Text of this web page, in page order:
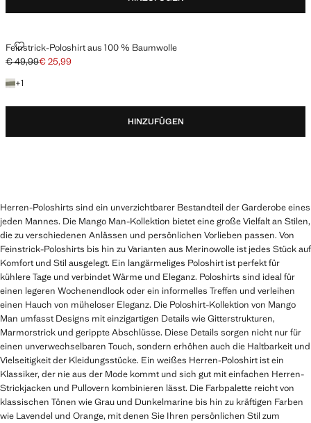
Feinstrick-Poloshirt aus 100 % Baumwolle
FEINSTRICK-POLOSHIRT AUS 100 % BAUMWOLLE
Ausgangspreis durchgestrichen [€ 49,99 ]
€ 49,99
Aktueller Preis [€ 25,99 ]
€ 25,99
+1
+ 1 Farbe
HINZUFÜGEN
Herren-Poloshirts sind ein unverzichtbarer Bestandteil der Garderobe eines
jeden Mannes. Die Mango Man-Kollektion bietet eine große Vielfalt an Stilen,
die zu verschiedenen Anlässen und persönlichen Vorlieben passen. Von
Feinstrick-Poloshirts bis hin zu Varianten aus Merinowolle ist jedes Stück auf
Komfort und Stil ausgelegt. Ein langärmeliges Poloshirt ist perfekt für
kühlere Tage und verbindet Wärme und Eleganz. Poloshirts sind ideal für
einen legeren Wochenendlook oder ein informelles Treffen und verleihen
einen Hauch von müheloser Eleganz. Die Poloshirt-Kollektion von Mango
Man umfasst Designs mit einzigartigen Details wie Gitterstrukturen,
Marmorstrick und gerippte Abschlüsse. Diese Details sorgen nicht nur für
einen unverwechselbaren Touch, sondern erhöhen auch die Haltbarkeit und
Vielseitigkeit der Kleidungsstücke. Ein weißes Herren-Poloshirt ist ein
Klassiker, der nie aus der Mode kommt und sich gut mit einfachen Herren-
Strickjacken und Pullovern kombinieren lässt. Die Farbpalette reicht von
klassischen Tönen wie Grau und Dunkelmarine bis hin zu kräftigen Farben
wie Lavendel und Orange, mit denen Sie Ihren persönlichen Stil zum